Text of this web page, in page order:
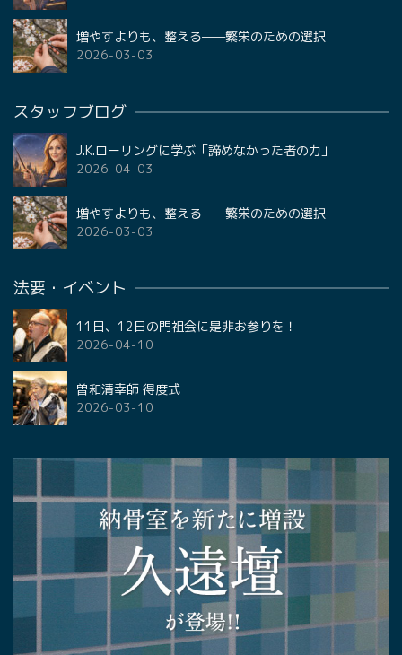
増やすよりも、整える——繁栄のための選択
2026-03-03
スタッフブログ
J.K.ローリングに学ぶ「諦めなかった者の力」
2026-04-03
増やすよりも、整える——繁栄のための選択
2026-03-03
法要・イベント
11日、12日の門祖会に是非お参りを！
2026-04-10
曽和清幸師 得度式
2026-03-10